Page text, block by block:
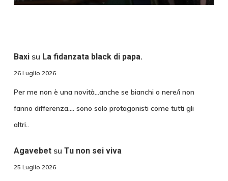
Baxisu La fidanzata black di papa.
26 Luglio 2026
Per me non è una novità...anche se bianchi o nere/i non
fanno differenza.... sono solo protagonisti come tutti gli
altri..
Agavebetsu Tu non sei viva
25 Luglio 2026